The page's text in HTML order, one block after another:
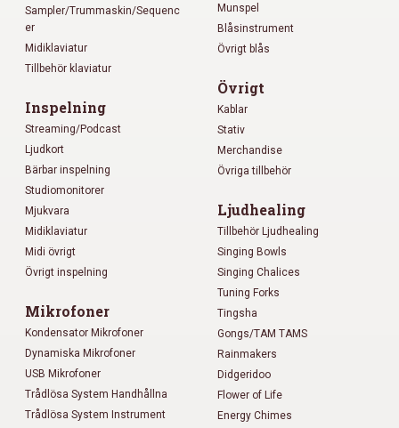
Sampler/Trummaskin/Sequenc
er
Midiklaviatur
Tillbehör klaviatur
Inspelning
Streaming/Podcast
Ljudkort
Bärbar inspelning
Studiomonitorer
Mjukvara
Midiklaviatur
Midi övrigt
Övrigt inspelning
Mikrofoner
Kondensator Mikrofoner
Dynamiska Mikrofoner
USB Mikrofoner
Trådlösa System Handhållna
Trådlösa System Instrument
Munspel
Blåsinstrument
Övrigt blås
Övrigt
Kablar
Stativ
Merchandise
Övriga tillbehör
Ljudhealing
Tillbehör Ljudhealing
Singing Bowls
Singing Chalices
Tuning Forks
Tingsha
Gongs/TAM TAMS
Rainmakers
Didgeridoo
Flower of Life
Energy Chimes